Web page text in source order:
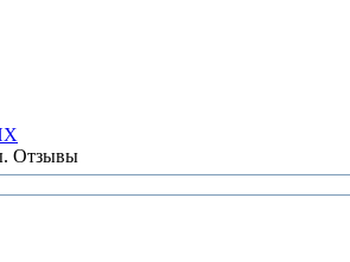
Отзывы